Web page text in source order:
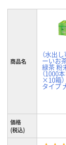
商品名
（水出
ーいお
緑茶 粉
（1000
×10箱
タイプ
価格
(税込)